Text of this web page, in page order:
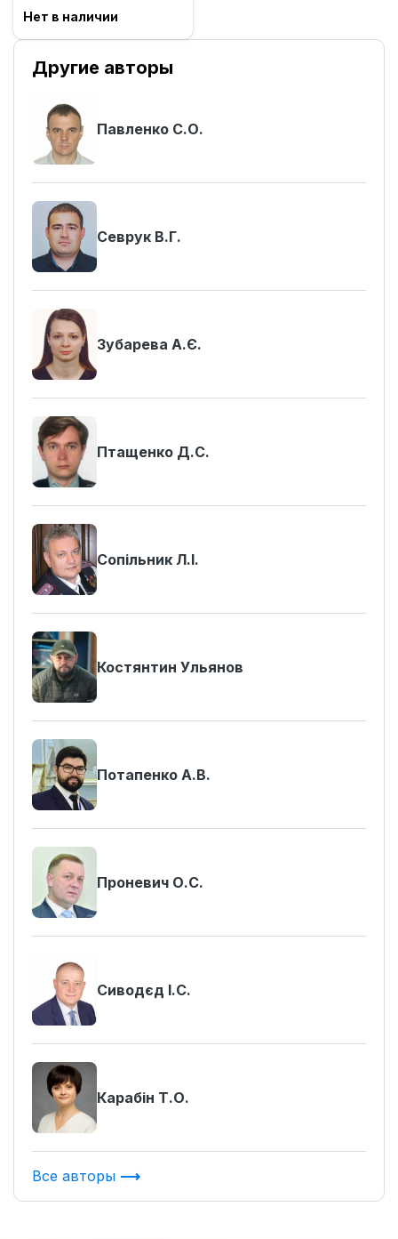
Нет в наличии
Другие авторы
Павленко С.О.
Севрук В.Г.
Зубарева А.Є.
Птащенко Д.С.
Сопільник Л.І.
Костянтин Ульянов
Потапенко А.В.
Проневич О.С.
Сиводєд І.С.
Карабін Т.О.
Все авторы